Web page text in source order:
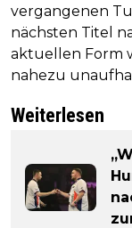
vergangenen
nächsten Titel
aktuellen Form
nahezu
Weiterlesen